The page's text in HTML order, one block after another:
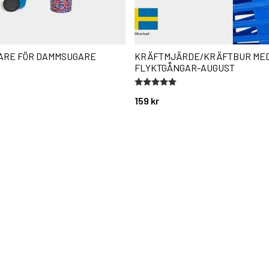
FÖR DAMMSUGARE
KRÄFTMJÄRDE/KRÄFTBUR
FLYKTGÅNGAR-AUGUST
159 kr
Betyg:
5.0 utav 5 stjärnor